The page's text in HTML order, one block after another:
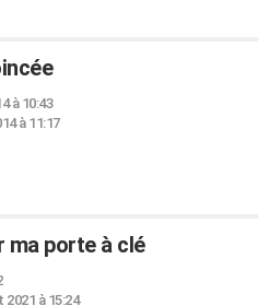
à 10:43
à 11:17
ma porte à clé
2021 à 15:24